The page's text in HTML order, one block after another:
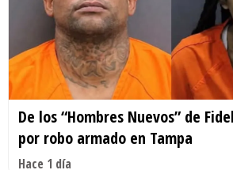
De los “Hombres Nuevos” de
por robo armado en Tampa
Hace 1 día